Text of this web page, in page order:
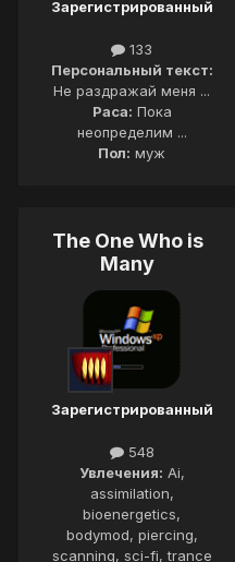
Зарегистрированный
133
Персональный текст:
Не раздражай меня ...
Раса: Пока
неопределим ...
Пол: муж
The One Who is
Many
Зарегистрированный
548
Увлечения: Ai,
assimilation,
bioenergetics,
bodymod, piercing,
scanning, sci-fi, trance